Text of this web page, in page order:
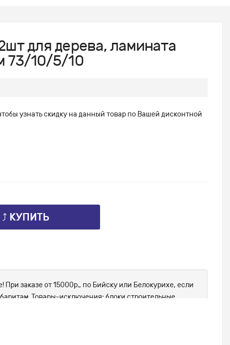
для дерева, ламината
73/10/5/10
узнать скидку на данный товар по Вашей дисконтной
⤴ КУПИТЬ
При заказе от 15000р., по Бийску или Белокурихе, если
Товары-исключения: блоки строительные,